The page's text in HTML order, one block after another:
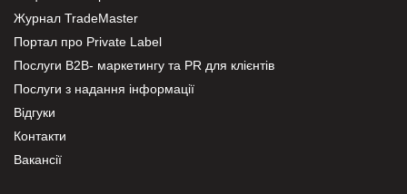
Журнал TradeMaster
Портал про Private Label
Послуги В2В- маркетингу та PR для клієнтів
Послуги з надання інформації
Відгуки
Контакти
Вакансії